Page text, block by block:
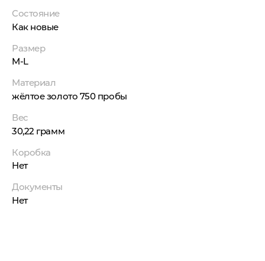
Состояние
Как новые
Размер
M-L
Материал
жёлтое золото 750 пробы
Вес
30,22 грамм
Коробка
Нет
Документы
Нет